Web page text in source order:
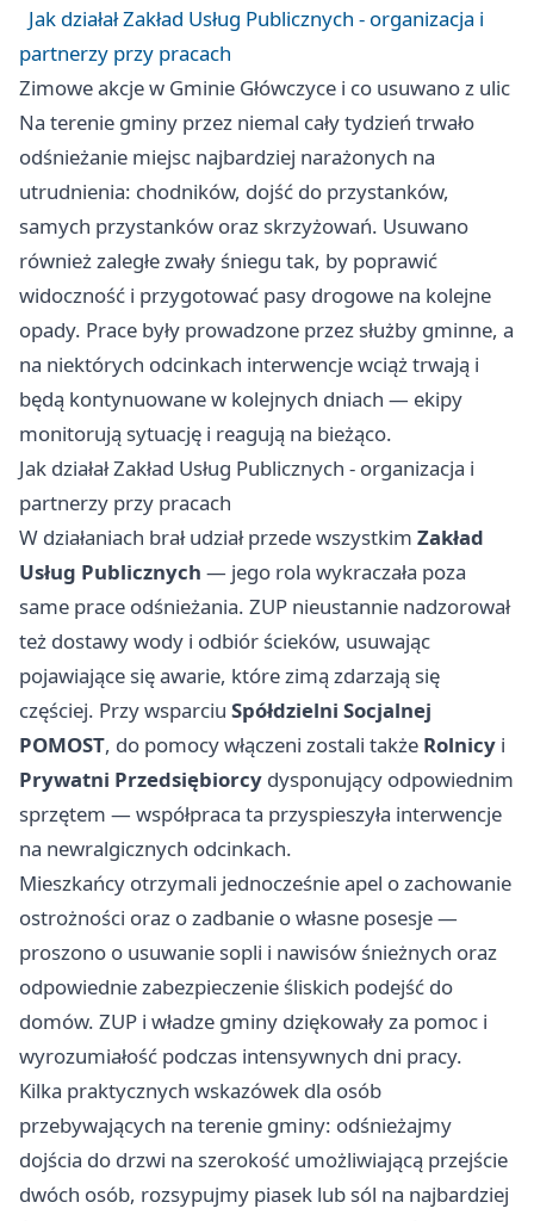
Jak działał Zakład Usług Publicznych - organizacja i
partnerzy przy pracach
Zimowe akcje w Gminie Główczyce i co usuwano z ulic
Na terenie gminy przez niemal cały tydzień trwało
odśnieżanie miejsc najbardziej narażonych na
utrudnienia: chodników, dojść do przystanków,
samych przystanków oraz skrzyżowań. Usuwano
również zaległe zwały śniegu tak, by poprawić
widoczność i przygotować pasy drogowe na kolejne
opady. Prace były prowadzone przez służby gminne, a
na niektórych odcinkach interwencje wciąż trwają i
będą kontynuowane w kolejnych dniach — ekipy
monitorują sytuację i reagują na bieżąco.
Jak działał Zakład Usług Publicznych - organizacja i
partnerzy przy pracach
W działaniach brał udział przede wszystkim Zakład
Usług Publicznych — jego rola wykraczała poza
same prace odśnieżania. ZUP nieustannie nadzorował
też dostawy wody i odbiór ścieków, usuwając
pojawiające się awarie, które zimą zdarzają się
częściej. Przy wsparciu Spółdzielni Socjalnej
POMOST, do pomocy włączeni zostali także Rolnicy i
Prywatni Przedsiębiorcy dysponujący odpowiednim
sprzętem — współpraca ta przyspieszyła interwencje
na newralgicznych odcinkach.
Mieszkańcy otrzymali jednocześnie apel o zachowanie
ostrożności oraz o zadbanie o własne posesje —
proszono o usuwanie sopli i nawisów śnieżnych oraz
odpowiednie zabezpieczenie śliskich podejść do
domów. ZUP i władze gminy dziękowały za pomoc i
wyrozumiałość podczas intensywnych dni pracy.
Kilka praktycznych wskazówek dla osób
przebywających na terenie gminy: odśnieżajmy
dojścia do drzwi na szerokość umożliwiającą przejście
dwóch osób, rozsypujmy piasek lub sól na najbardziej